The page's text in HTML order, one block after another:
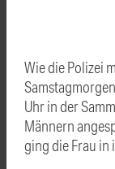
Wie die Polizei
Uhr in der
Männern
ging die Frau in